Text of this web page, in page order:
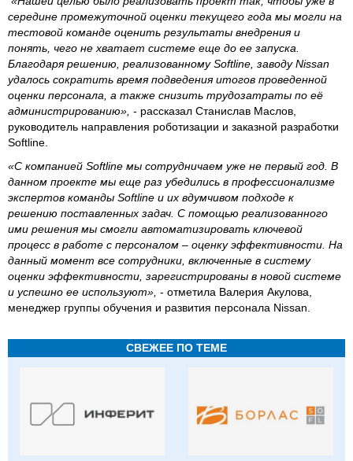
середине промежуточной оценки текущего года мы могли на
тестовой команде оценить результаты внедрения и
понять, чего не хватает системе еще до ее запуска.
Благодаря решению, реализованному Softline, заводуNissan
удалось сократить время подведения итогов проведенной
оценки персонала, а также снизить трудозатраты по её
администрированию» - рассказал Станислав Маслов,
руководитель направления роботизации и заказной разработки
Softline.
«С компанией Softline мы сотрудничаем уже не первый год. В
данном проекте мы еще раз убедились в профессионализме
экспертов команды Softline и их вдумчивом подходе к
решению поставленных задач. С помощью реализованного
ими решения мы смогли автоматизировать ключевой
процесс в работе с персоналом – оценку эффективности. На
данный момент все сотрудники, включенные в систему
оценки эффективности, зарегистрированы в новой системе
и успешно ее используют», - отметила Валерия Акулова,
менеджер группы обучения и развития персонала Nissan.
СВЕЖЕЕ ПО ТЕМЕ